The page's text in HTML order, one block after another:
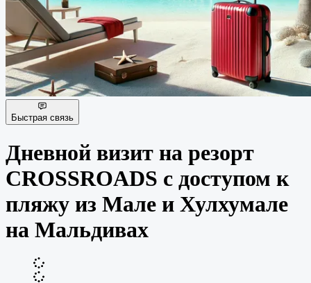
Быстрая связь
Дневной визит на резорт
CROSSROADS с доступом к
пляжу из Мале и Хулхумале
на Мальдивах